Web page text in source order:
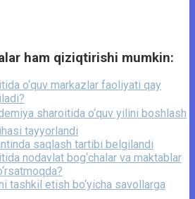
ham qiziqtirishi mumkin:
o‘quv markazlar faoliyati qay
sharoitida o‘quv yilini boshlash
tayyorlandi
saqlash tartibi belgilandi
nodavlat bog‘chalar va maktablar
tashkil etish bo‘yicha savollarga